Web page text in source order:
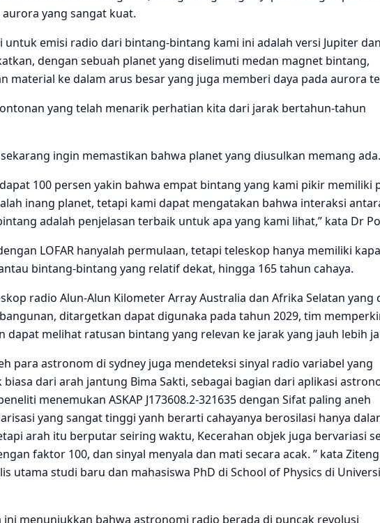
yang sangat kuat.
untuk emisi radio dari bintang-bintang kami ini adalah versi Jupiter
dengan sebuah planet yang diselimuti medan magnet bintang,
material ke dalam arus besar yang juga memberi daya pada aurora
yang telah menarik perhatian kita dari jarak bertahun-tahun
ingin memastikan bahwa planet yang diusulkan memang ada.
100 persen yakin bahwa empat bintang yang kami pikir memiliki
inang planet, tetapi kami dapat mengatakan bahwa interaksi
adalah penjelasan terbaik untuk apa yang kami lihat,” kata Dr
LOFAR hanyalah permulaan, tetapi teleskop hanya memiliki
bintang-bintang yang relatif dekat, hingga 165 tahun cahaya.
radio Alun-Alun Kilometer Array Australia dan Afrika Selatan yang
ditargetkan dapat digunaka pada tahun 2029, tim
dapat melihat ratusan bintang yang relevan ke jarak yang jauh lebih
para astronom di sydney juga mendeteksi sinyal radio variabel yang
biasa dari arah jantung Bima Sakti, sebagai bagian dari aplikasi
menemukan ASKAP J173608.2-321635 dengan Sifat paling aneh
yang sangat tinggi yanh berarti cahayanya berosilasi hanya
arah itu berputar seiring waktu, Kecerahan objek juga bervariasi
faktor 100, dan sinyal menyala dan mati secara acak. ” kata Ziteng
utama studi baru dan mahasiswa PhD di School of Physics di
ini menunjukkan bahwa astronomi radio berada di puncak revolusi